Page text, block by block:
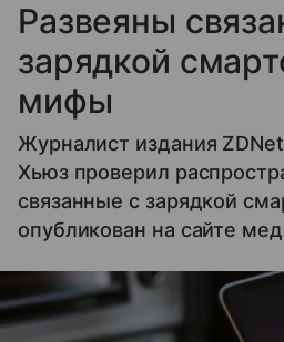
Развеяны
зарядкой
мифы
Журналист издания
Хьюз проверил
связанные с зарядкой
опубликован на сайте